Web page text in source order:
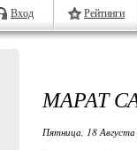
Вход Рейтинги
МАРАТ
Пятница, 18